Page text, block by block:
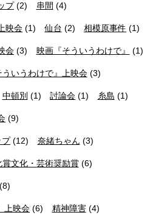
プ(2) 串間 (4)
映会 (1) 仙台 (2) 相模原事件 (1)
会 (3) 映画『そういうわけで』 (1)
ういうわけで』上映会(3)
中頓別 (1) 討論会 (1) 糸島 (1)
(9)
プ(12) 奈緒ちゃん (3)
賞文化・芸術奨励賞(6)
(8)
上映会 (6) 精神障害(4)